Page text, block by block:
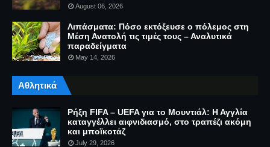
August 06, 2026
Λιπάσματα: Πόσο εκτόξευσε ο πόλεμος στη
Μέση Ανατολή τις τιμές τους – Αναλυτικά
παραδείγματα
May 14, 2026
Αθλητικά
Ρήξη FIFA – UEFA για το Μουντιάλ: Η Αγγλία
καταγγέλλει αιφνιδιασμό, στο τραπέζι ακόμη
και μποϊκοτάζ
July 29, 2026